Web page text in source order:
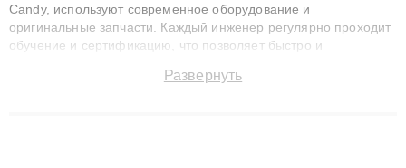
Candy, используют современное оборудование и
оригинальные запчасти. Каждый инженер регулярно проходит
обучение и сертификацию, что позволяет быстро и
сохранением гарантии до 3 лет. Наши мастера решают
Развернуть